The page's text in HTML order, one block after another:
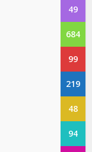
49
684
99
219
48
94